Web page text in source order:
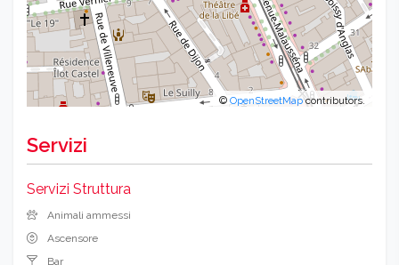
©OpenStreetMapcontributors.
Servizi
Servizi Struttura
Animali ammessi
Ascensore
Bar